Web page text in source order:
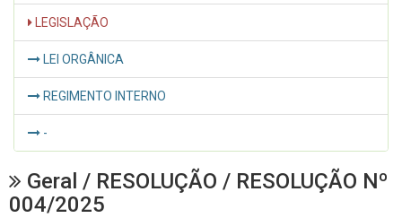
LEGISLAÇÃO
LEI ORGÂNICA
REGIMENTO INTERNO
-
Geral / RESOLUÇÃO / RESOLUÇÃO Nº
004/2025